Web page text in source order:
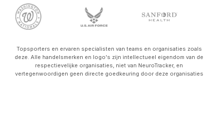
Topsporters en ervaren specialisten van teams en organisaties zoals
deze. Alle handelsmerken en logo's zijn intellectueel eigendom van de
respectievelijke organisaties, niet van NeuroTracker, en
vertegenwoordigen geen directe goedkeuring door deze organisaties